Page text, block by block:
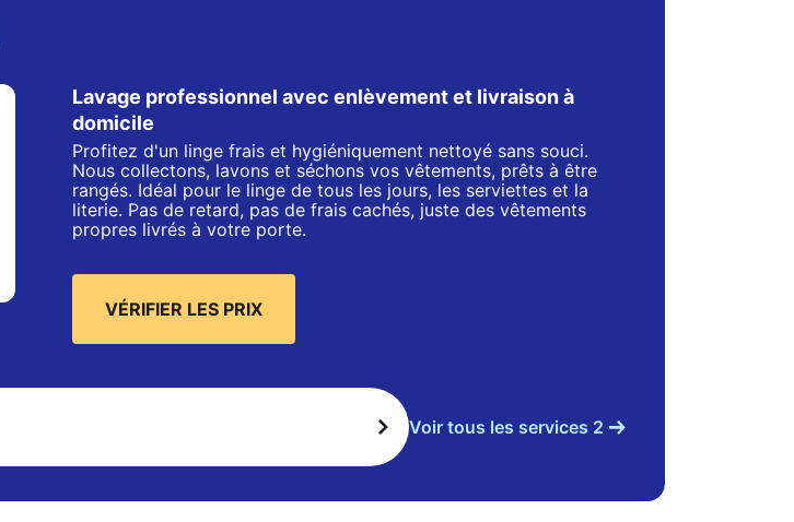
Lavage professionnel avec enlèvement et livraison à
domicile
Profitez d'un linge frais et hygiéniquement nettoyé sans souci.
Nous collectons, lavons et séchons vos vêtements, prêts à être
rangés. Idéal pour le linge de tous les jours, les serviettes et la
literie. Pas de retard, pas de frais cachés, juste des vêtements
propres livrés à votre porte.
VÉRIFIER LES PRIX
Voir tous les services 2